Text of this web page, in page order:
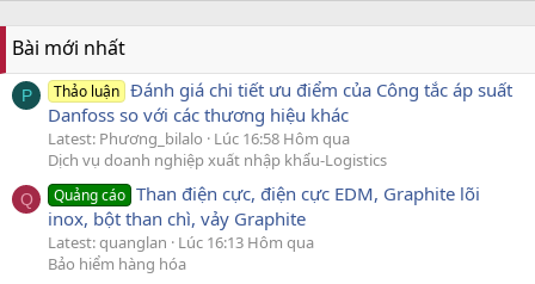
Bài mới nhất
P Thảo luận Đánh giá chi tiết ưu điểm của Công tắc áp suất
Danfoss so với các thương hiệu khác
Latest: Phương_bilalo
Lúc 16:58 Hôm qua
Dịch vụ doanh nghiệp xuất nhập khẩu-Logistics
Q Quảng cáo Than điện cực, điện cực EDM, Graphite lõi
inox, bột than chì, vảy Graphite
Latest: quanglan
Lúc 16:13 Hôm qua
Bảo hiểm hàng hóa